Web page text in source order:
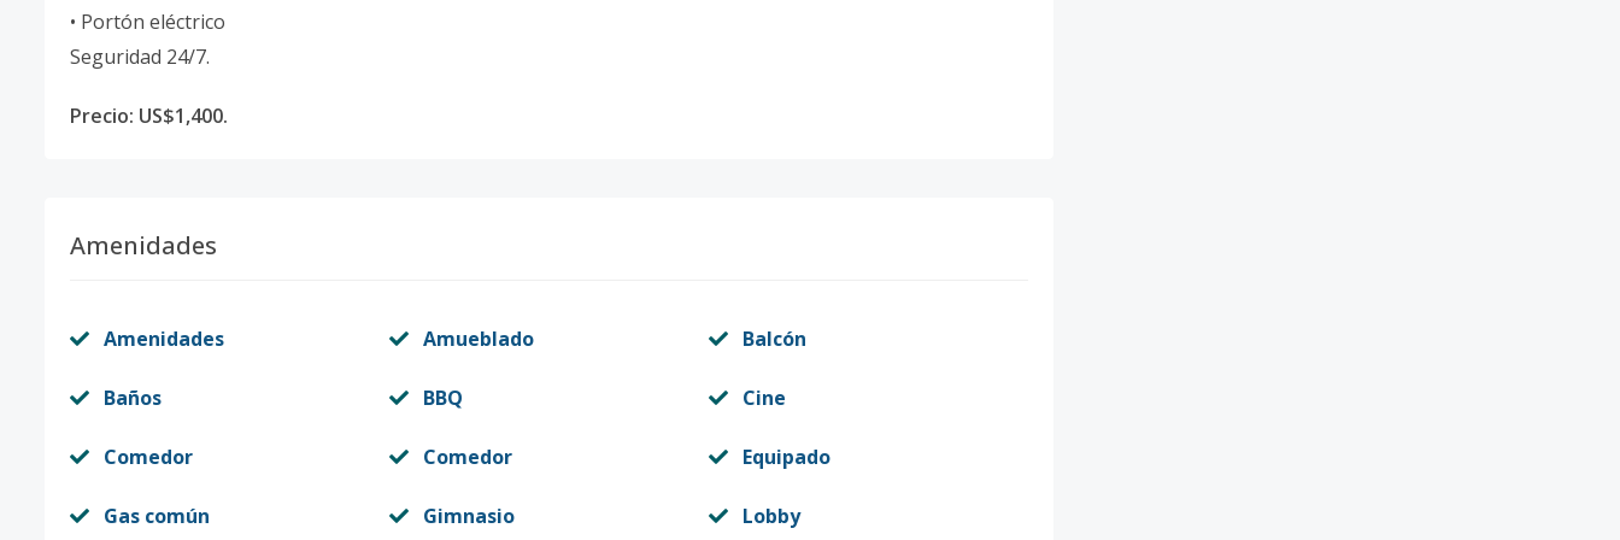
• Portón eléctrico
Seguridad 24/7.
Precio: US$1,400.
Amenidades
Amenidades Amueblado Balcón
Baños BBQ Cine
Comedor Comedor Equipado
Gas común Gimnasio Lobby